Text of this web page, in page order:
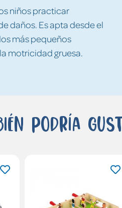
niños practicar
daños. Es apta desde el
más pequeños
motricidad gruesa.
podría